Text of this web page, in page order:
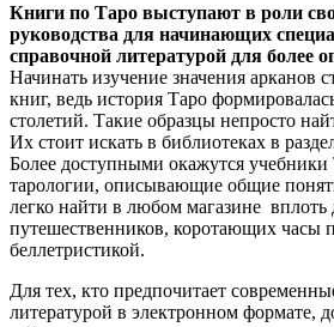
Книги по Таро выступают в роли
руководства для начинающих
справочной литературой для более
Начинать изучение значения арканов
книг, ведь история Таро
столетий. Такие образцы непросто
Их стоит искать в библиотеках в
Более доступными окажутся
тарологии, описывающие общие
легко найти в любом магазине
путешественников, коротающих часы
беллетристикой.
Для тех, кто предпочитает
литературой в электронном формате,